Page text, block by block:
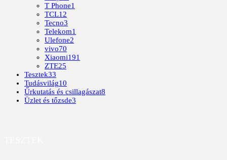
T Phone1
TCL12
Tecno3
Telekom1
Ulefone2
vivo70
Xiaomi191
ZTE25
Tesztek33
Tudásvilág10
Űrkutatás és csillagászat8
Üzlet és tőzsde3